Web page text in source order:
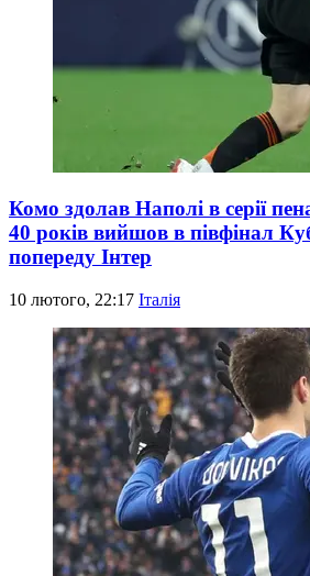
Комо здолав Наполі в серії
40 років вийшов в півфінал
попереду Інтер
10 лютого, 22:17 Італія